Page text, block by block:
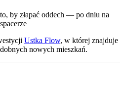
by złapać oddech — po dniu na
Ustka Flow, w której znajduje
nowych mieszkań.